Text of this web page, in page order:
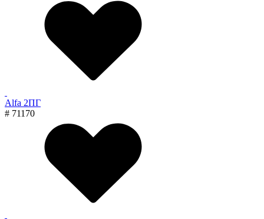
Alfa 2ПГ
# 71170